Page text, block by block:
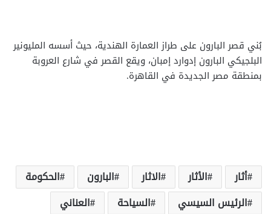
بُني قصر البارون على طراز العمارة الهندية، حيث أسسه المليونير
البلجيكي البارون إدوارد إمبان، ويقع القصر في شارع العروبة
بمنطقة مصر الجديدة في القاهرة.
أثار الأثار الاثار البارون
الحكومة
الرئيس السيسي
السياحة العناني